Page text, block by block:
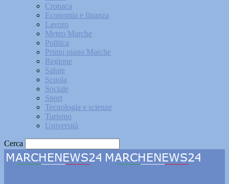
Cronaca
Economia e finanza
Lavoro
Meteo Marche
Politica
Primo piano Marche
Regione
Salute
Scuola
Sociale
Sport
Tecnologia e scienze
Turismo
Università
Cerca